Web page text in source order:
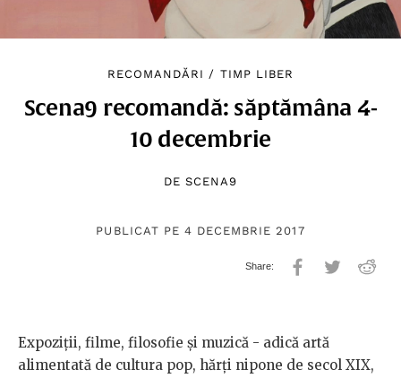
RECOMANDĂRI / TIMP LIBER
Scena9 recomandă: săptămâna 4-
10 decembrie
DE SCENA9
PUBLICAT PE 4 DECEMBRIE 2017
Expoziții, filme, filosofie și muzică - adică artă
alimentată de cultura pop, hărți nipone de secol XIX,